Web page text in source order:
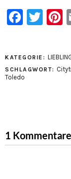
KATEGORIE:
SCHLAGWORT:
Toledo
1 Kommentare